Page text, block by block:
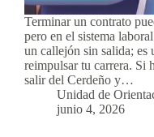
Terminar un contrato
pero en el sistema
un callejón sin salida; es
reimpulsar tu carrera. Si
salir del Cerdeño y…
Unidad de
junio 4, 2026